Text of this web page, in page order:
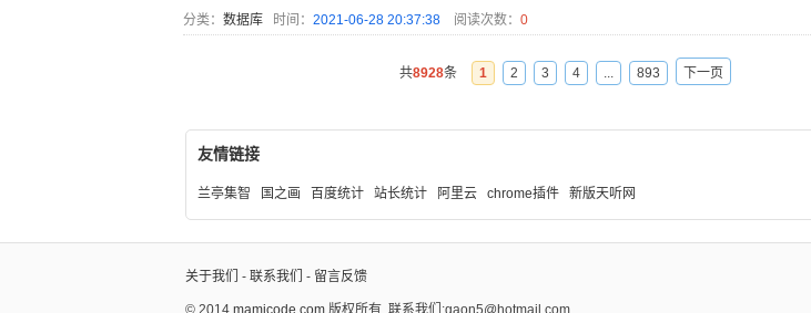
分类： 数据库时间： 2021-06-28 20:37:38阅读次数： 0
共8928条 1 2 3 4 ... 893 下一页
友情链接
兰亭集智 国之画 百度统计 站长统计 阿里云 chrome插件 新版天听网
关于我们 - 联系我们 - 留言反馈
© 2014 mamicode.com 版权所有 联系我们:gaon5@hotmail.com